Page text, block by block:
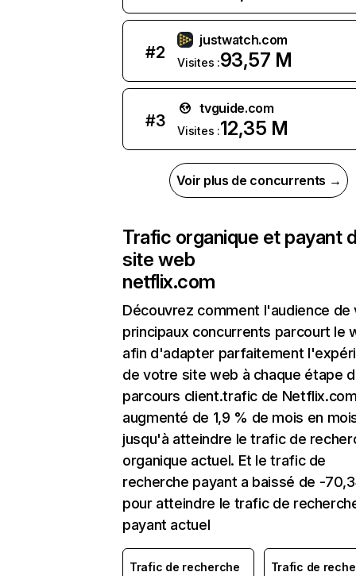
#2
justwatch.com
Visites :93,57 M
#3
tvguide.com
Visites :12,35 M
Voir plus de concurrents →
Trafic organique et payant
site web
netflix.com
Découvrez comment l'audience de
principaux concurrents parcourt le
afin d'adapter parfaitement
de votre site web à chaque étape
parcours client.trafic de
augmenté de 1,9 % de mois en
jusqu'à atteindre le trafic de
organique actuel. Et le trafic de
recherche payant a baissé de -
pour atteindre le trafic de
payant actuel
Trafic de recherche
Trafic de